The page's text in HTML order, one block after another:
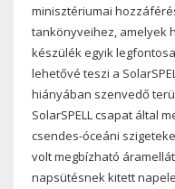
minisztériumai
tankönyveihez, amelyek
készülék egyik
lehetővé teszi a
hiányában szenvedő
SolarSPELL csapat által
csendes-óceáni
volt megbízható
napsütésnek kitett